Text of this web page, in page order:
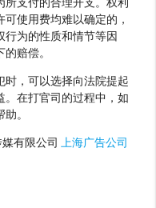
使用费均难以确定的，
行为的性质和情节等因
赔偿。
，可以选择向法院提起
。在打官司的过程中，如
。
有限公司
上海广告公司